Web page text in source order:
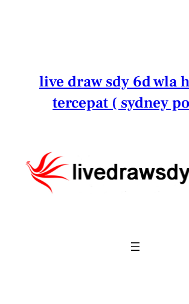
live draw sdy 6d wla
tercepat ( sydney